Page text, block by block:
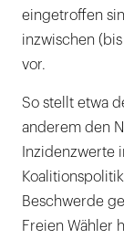
eingetroffen
inzwischen
vor.
So stellt etwa
anderem den
Inzidenzwerte
Beschwerde
Freien Wähler